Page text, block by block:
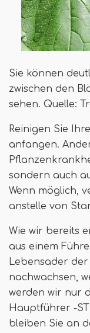
Sie können
zwischen den
sehen. Quelle:
Reinigen Sie
anfangen.
sondern auch
Wenn möglich,
anstelle von
Wie wir bereits
aus einem
Lebensader
nachwachsen,
werden wir nur
Hauptführer -
bleiben Sie an